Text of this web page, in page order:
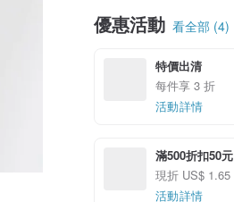
優惠活動 看全部 (4)
特價出清
每件享 3 折
活動詳情
滿500折扣50元
現折 US$ 1.65
活動詳情